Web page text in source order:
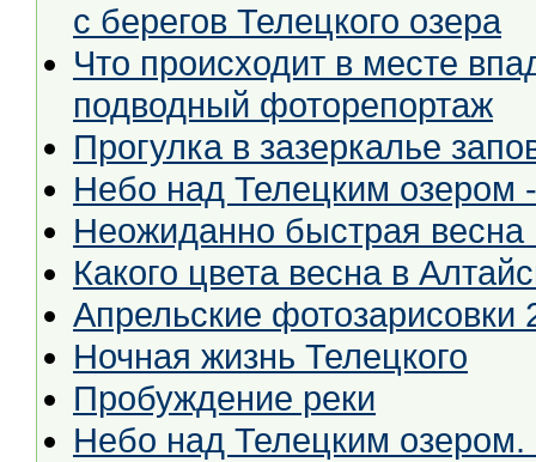
с берегов Телецкого озера
Что происходит в месте
подводный фоторепортаж
Прогулка в зазеркалье
Небо над Телецким озером
Неожиданно быстрая весна
Какого цвета весна в
Апрельские фотозарисовки
Ночная жизнь Телецкого
Пробуждение реки
Небо над Телецким озером.